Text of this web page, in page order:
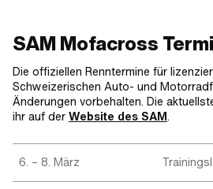
SAM Mofacross
Die offiziellen Renntermine für
Schweizerischen Auto- und
Änderungen vorbehalten. Die
ihr auf der Website des SAM.
6. – 8. März